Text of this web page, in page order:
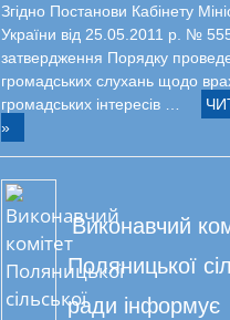
Згідно Постанови Кабінету
України від 25.05.2011 р. №
затвердження Порядку
громадських слухань щодо
громадських інтересів …
»
Виконавчий
Поляницької
ради інформує